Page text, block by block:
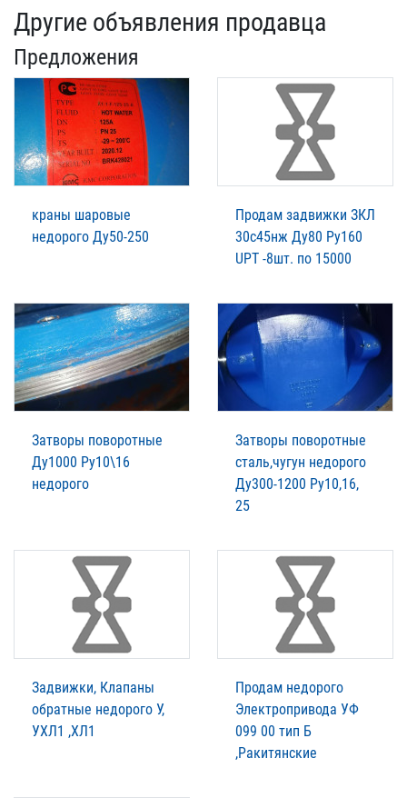
Другие объявления продавца
Предложения
краны шаровые
недорого Ду50-250
Продам задвижки ЗКЛ
30с45нж Ду80 Ру160
UPT -8шт. по 15000
Затворы поворотные
Ду1000 Ру10\16
недорого
Затворы поворотные
сталь,чугун недорого
Ду300-1200 Ру10,16,
25
Задвижки, Клапаны
обратные недорого У,
УХЛ1 ,ХЛ1
Продам недорого
Электропривода УФ
099 00 тип Б
,Ракитянские